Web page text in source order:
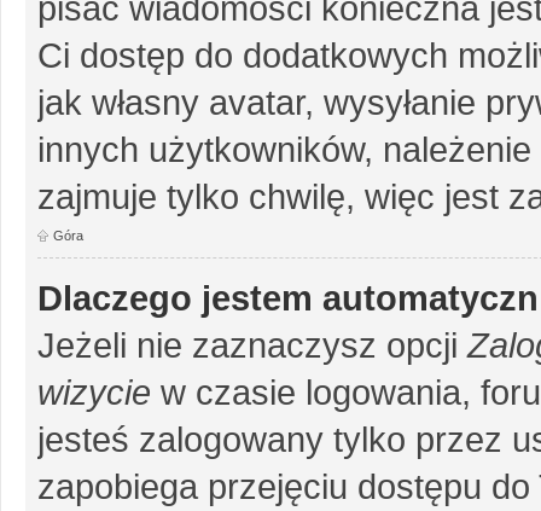
Ci dostęp do dodatkowych
jak własny avatar, wysyłanie
innych użytkowników,
zajmuje tylko chwilę, więc jest
Góra
Dlaczego jestem
Jeżeli nie zaznaczysz opcji
wizycie w czasie logowania,
jesteś zalogowany tylko przez
zapobiega przejęciu dostępu